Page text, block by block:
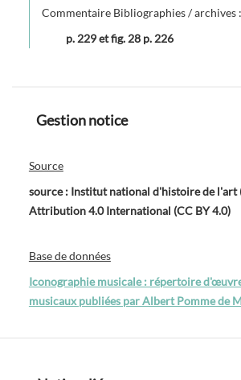
Commentaire Bibliographies / archives :
p. 229 et fig. 28 p. 226
Gestion notice
Source
source : Institut national d'histoire de l'art
Attribution 4.0 International (CC BY 4.0)
Base de données
Iconographie musicale : répertoire
musicaux publiées par Albert Pomme de